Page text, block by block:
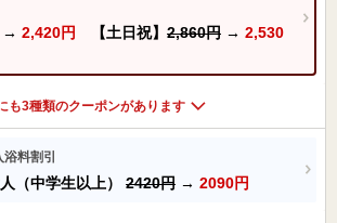
→ 2,420円 【土日祝】 2,860円 → 2,530
も3種類のクーポンがあります
料割引
（中学生以上） 2420円 → 2090円